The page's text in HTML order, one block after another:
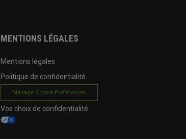
MENTIONS LÉGALES
Mentions légales
Politique de confidentialité
Manage Cookie Preferences
Vos choix de confidentialité